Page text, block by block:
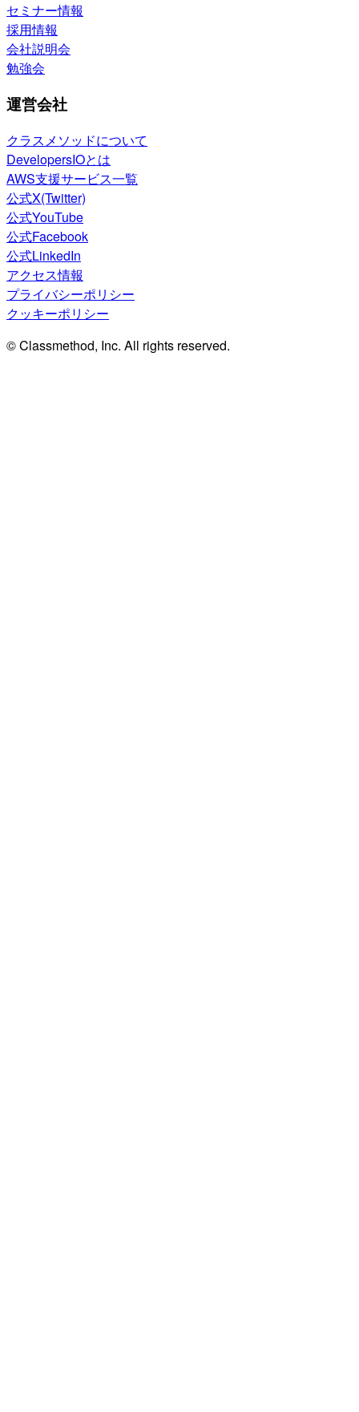
セミナー情報
採用情報
会社説明会
勉強会
運営会社
クラスメソッドについて
DevelopersIOとは
AWS支援サービス一覧
公式X(Twitter)
公式YouTube
公式Facebook
公式LinkedIn
アクセス情報
プライバシーポリシー
クッキーポリシー
© Classmethod, Inc. All rights reserved.